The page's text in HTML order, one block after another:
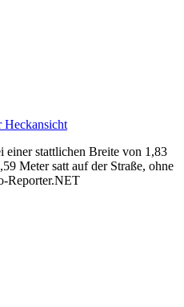
einer stattlichen Breite von 1,83
Meter satt auf der Straße, ohne
Reporter.NET